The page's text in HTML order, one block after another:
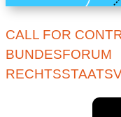
CALL FOR
BUNDESFORUM